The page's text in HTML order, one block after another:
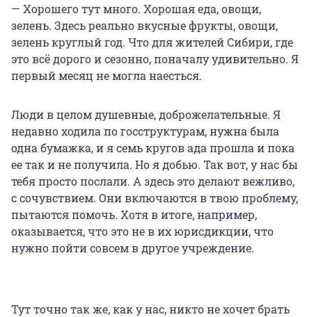
— Хорошего тут много. Хорошая еда, овощи,
зелень. Здесь реально вкусные фрукты, овощи,
зелень круглый год. Что для жителей Сибири, где
это всё дорого и сезонно, поначалу удивительно. Я
первый месяц не могла наесться.
Люди в целом душевные, доброжелательные. Я
недавно ходила по госструктурам, нужна была
одна бумажка, и я семь кругов ада прошла и пока
ее так и не получила. Но я добью. Так вот, у нас бы
тебя просто послали. А здесь это делают вежливо,
с сочувствием. Они включаются в твою проблему,
пытаются помочь. Хотя в итоге, например,
оказывается, что это не в их юрисдикции, что
нужно пойти совсем в другое учреждение.
Тут точно так же, как у нас, никто не хочет брать